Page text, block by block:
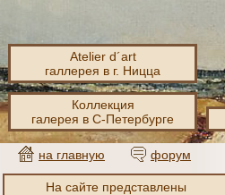
Atelier d´art
галлерея в г. Ницца
Коллекция
галерея в С-Петербурге
на главную форум
На сайте представлены